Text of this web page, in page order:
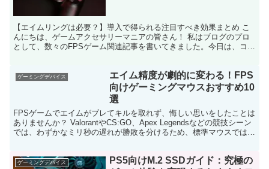
【エイムリングは必要？】導入で得られる注目すべき効果まとめ こ
んにちは、ゲームアクセサリーマニアの皆さん！ 私はブログのプロ
として、数々のFPSゲーム関連記事を書いてきました。今日は、コン
ゲーミングデバイス
エイム精度が劇的に変わる！FPS
向けゲーミングマウスおすすめ10
選
FPSゲームでエイムがブレてキルを取れず、悔しい思いをしたことは
ありませんか？ ValorantやCS:GO、Apex Legendsなどの競技シーン
では、わずかなミリ秒の遅れが勝敗を分けるため、標準マウスでは限
ゲーミングデバイス
PS5向けM.2 SSDガイド：究極の